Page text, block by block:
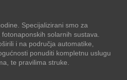
Specijalizirani smo za
solarnih sustava.
i na područja automatike,
ponuditi kompletnu uslugu
te pravilima struke.